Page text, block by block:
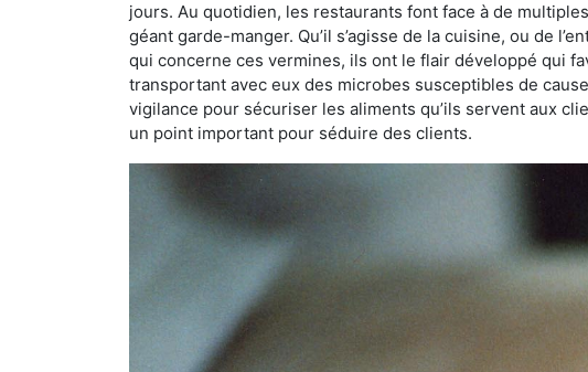
jours. Au quotidien, les restaurants font face à de
géant garde-manger. Qu’il s’agisse de la cuisine, ou de
qui concerne ces vermines, ils ont le flair développé qui
transportant avec eux des microbes susceptibles de
vigilance pour sécuriser les aliments qu’ils servent aux
un point important pour séduire des clients.